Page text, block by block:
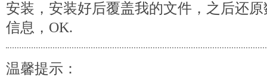
安装，安装好后覆盖我的文件，之后还
信息，OK.
温馨提示：